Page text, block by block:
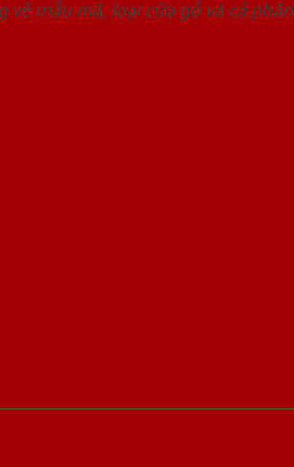
về mẫu mã, loại cửa gỗ và cả